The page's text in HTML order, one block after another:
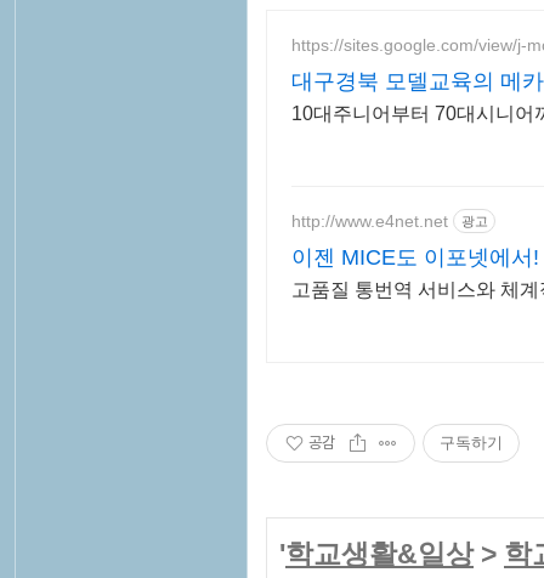
https://sites.google.com/view/j-
대구경북 모델교육의 메카
10대주니어부터 70대시니어
http://www.e4net.net 광고
이젠 MICE도 이포넷에서!
고품질 통번역 서비스와 체
공감 구독하기
'학교생활&일상> 학